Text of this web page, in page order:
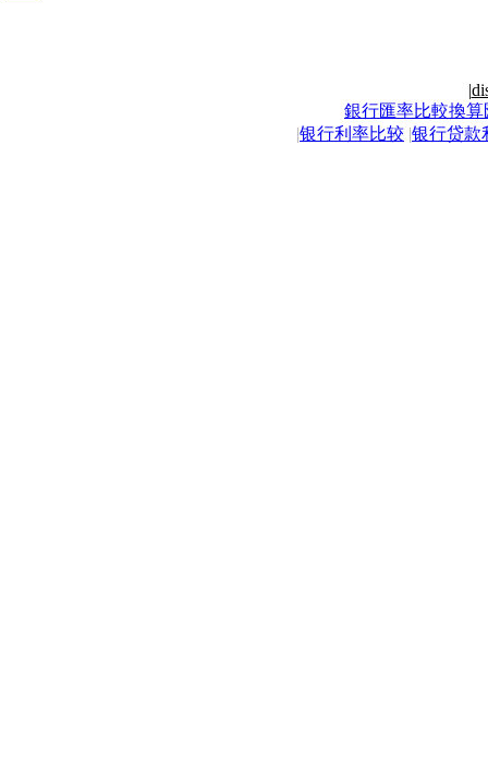
|
銀行匯率比較換算
|银行利率比较 |银行贷款